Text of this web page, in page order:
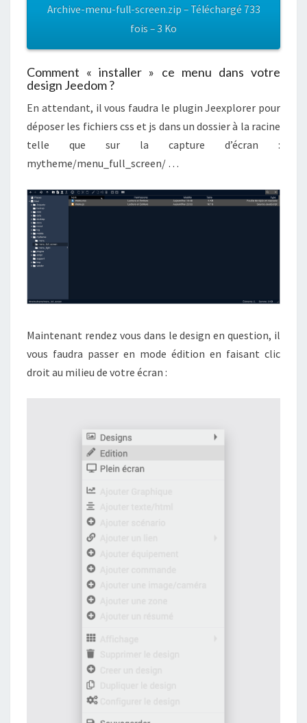
Archive-menu-full-screen.zip – Téléchargé 733
fois – 3 Ko
Comment « installer » ce menu dans votre
design Jeedom ?
En attendant, il vous faudra le plugin Jeexplorer pour
déposer les fichiers css et js dans un dossier à la racine
telle que sur la capture d’écran :
mytheme/menu_full_screen/ …
Maintenant rendez vous dans le design en question, il
vous faudra passer en mode édition en faisant clic
droit au milieu de votre écran :